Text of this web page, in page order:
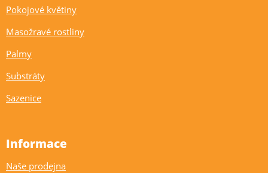
Pokojové květiny
Masožravé rostliny
Palmy
Substráty
Sazenice
Informace
Naše prodejna